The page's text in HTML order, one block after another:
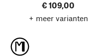
€ 109,00
+ meer varianten